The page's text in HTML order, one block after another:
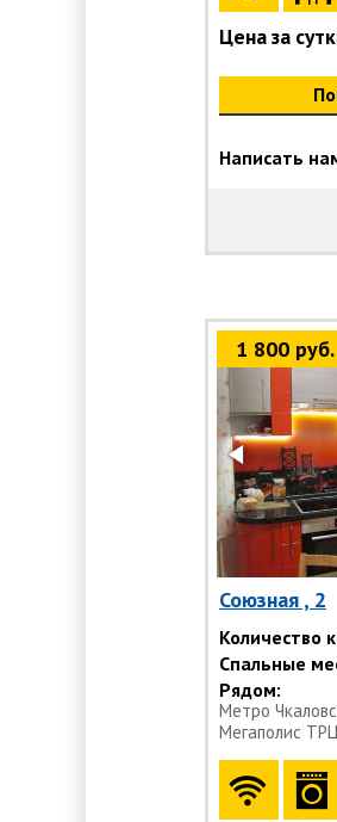
Цена за
Написать
1 800 руб.
Союзная , 2
Количество
Спальные
Рядом:
Метро
Мегаполис